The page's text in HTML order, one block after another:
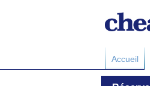
Accueil